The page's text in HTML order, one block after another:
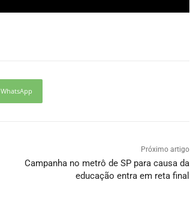
WhatsApp
Próximo artigo
Campanha no metrô de SP para causa da
educação entra em reta final